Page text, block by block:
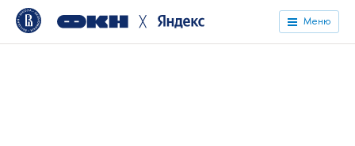
╳ Меню